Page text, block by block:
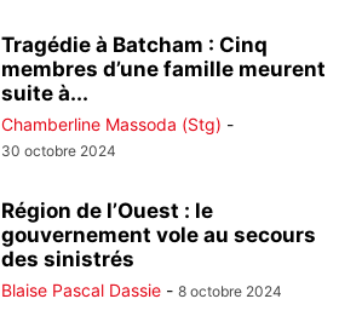
Tragédie à Batcham : Cinq
membres d’une famille meurent
suite à...
Chamberline Massoda (Stg) -
30 octobre 2024
Région de l’Ouest : le
gouvernement vole au secours
des sinistrés
Blaise Pascal Dassie - 8 octobre 2024